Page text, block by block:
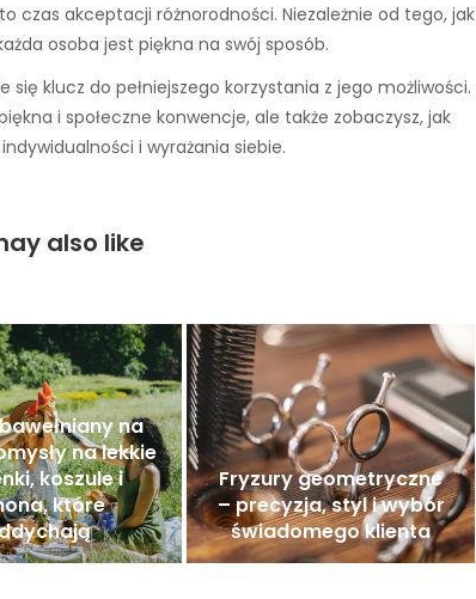
czas akceptacji różnorodności. Niezależnie od tego, jak
osoba jest piękna na swój sposób.
klucz do pełniejszego korzystania z jego możliwości.
i społeczne konwencje, ale także zobaczysz, jak
i wyrażania siebie.
also like
na
na lekkie
koszule i
które
Fryzury geometryczne
– precyzja, styl i wybór
świadomego klienta